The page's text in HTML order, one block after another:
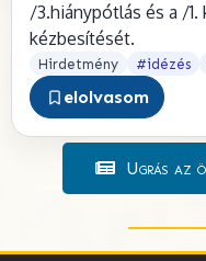
/3.hiánypótlás és a /
kézbesítését.
Hirdetmény #idézés
elolvasom
Ugrás az